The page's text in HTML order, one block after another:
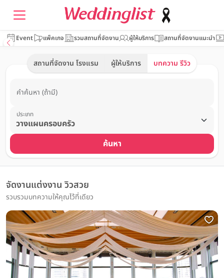
Event แพ็คเกจ รวมสถานที่จัดงาน ผู้ให้บริการ สถานที่จัดงานแนะนำ
สถานที่จัดงาน โรงแรม ผู้ให้บริการ บทความ รีวิว
คำค้นหา (ถ้ามี)
ประเภท
ค้นหา
จัดงานแต่งงาน วิวสวย
รวบรวมบทความให้คุณไว้ที่เดียว